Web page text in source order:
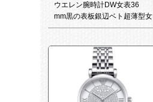
ウエレン腕時計DW女表36
mm黒の表板銀辺ベト超薄型女
史クローズ腕時計DW 00100